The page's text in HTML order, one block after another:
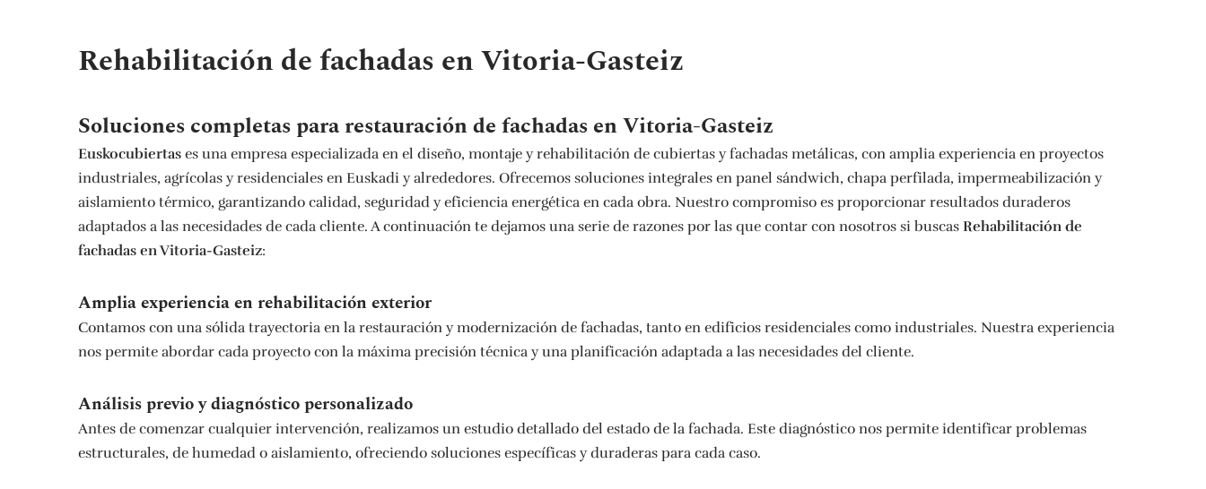
Rehabilitación de fachadas en Vitoria-Gasteiz
Soluciones completas para restauración de fachadas en Vitoria-Gasteiz
Euskocubiertas es una empresa especializada en el diseño, montaje y rehabilitación de cubiertas y fachadas metálicas, con amplia experiencia en proyectos
industriales, agrícolas y residenciales en Euskadi y alrededores. Ofrecemos soluciones integrales en panel sándwich, chapa perfilada, impermeabilización y
aislamiento térmico, garantizando calidad, seguridad y eficiencia energética en cada obra. Nuestro compromiso es proporcionar resultados duraderos
adaptados a las necesidades de cada cliente. A continuación te dejamos una serie de razones por las que contar con nosotros si buscas Rehabilitación de
fachadas en Vitoria-Gasteiz:
Amplia experiencia en rehabilitación exterior
Contamos con una sólida trayectoria en la restauración y modernización de fachadas, tanto en edificios residenciales como industriales. Nuestra experiencia
nos permite abordar cada proyecto con la máxima precisión técnica y una planificación adaptada a las necesidades del cliente.
Análisis previo y diagnóstico personalizado
Antes de comenzar cualquier intervención, realizamos un estudio detallado del estado de la fachada. Este diagnóstico nos permite identificar problemas
estructurales, de humedad o aislamiento, ofreciendo soluciones específicas y duraderas para cada caso.